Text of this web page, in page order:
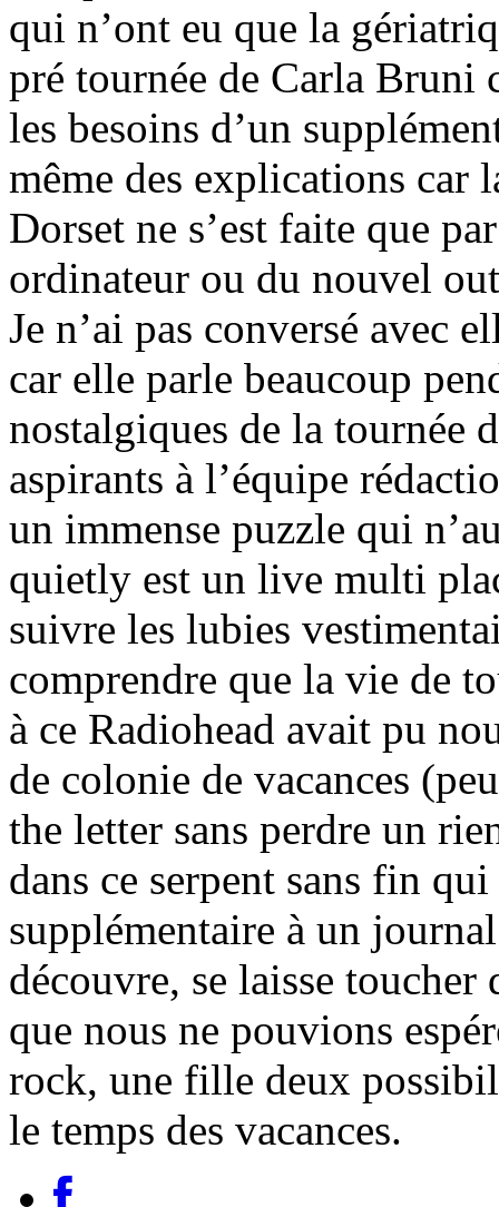
qui n’ont eu que la
pré tournée de Carla Bruni
les besoins d’un
même des explications car
Dorset ne s’est faite que
ordinateur ou du nouvel
Je n’ai pas conversé avec
car elle parle beaucoup
nostalgiques de la tournée
aspirants à l’équipe
un immense puzzle qui
quietly est un live multi
suivre les lubies
comprendre que la vie de
à ce Radiohead avait pu
de colonie de vacances
the letter sans perdre un
dans ce serpent sans fin
supplémentaire à un
découvre, se laisse
que nous ne pouvions
rock, une fille deux
le temps des vacances.